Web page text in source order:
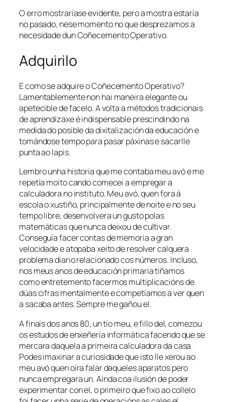
O erro mostraríase evidente, pero a mostra estaría
no pasado, nese momento no que desprezamos a
necesidade dunCoñecemento Operativo.
Adquirilo
E como se adquire oCoñecemento Operativo?
Lamentablemente non hai maneira elegante ou
apetecible de facelo. A volta a métodos tradicionais
de aprendizaxe é indispensable prescindindo na
medida do posible da dixitalización da educación e
tomándose tempo para pasar páxinas e sacarlle
punta ao lapis.
Lembro unha historia que me contaba meu avó e me
repetía moito cando comecei a empregar a
calculadora no instituto. Meu avó, quen fora á
escola o xustiño, principalmente de noite e no seu
tempo libre, desenvolvera un gusto polas
matemáticas que nunca deixou de cultivar.
Conseguía facer contas de memoria a gran
velocidade e atopaba xeito de resolver calquera
problema diario relacionado cos números. Incluso,
nos meus anos de educación primaria tiñamos
como entretemento facermos multiplicacións de
dúas cifras mentalmente e competíamos a ver quen
a sacaba antes. Sempre me gañou el.
A finais dos anos 80, un tío meu, e fillo del, comezou
os estudos de enxeñería informática facendo que se
mercara daquela a primeira calculadora da casa.
Podes imaxinar a curiosidade que isto lle xerou ao
meu avó quen oíra falar daqueles aparatos pero
nunca empregara un. Aínda coa ilusión de poder
experimentar con el, o primeiro que fixo ao collelo